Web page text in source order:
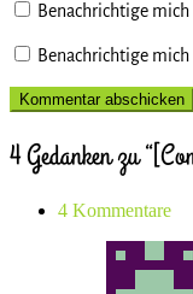
Benachrichtige
Benachrichtige
4 Gedanken zu
4 Kommentare